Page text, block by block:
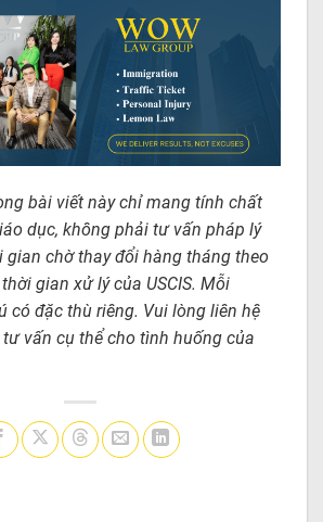
bài viết này chỉ mang tính chất
dục, không phải tư vấn pháp lý
gian chờ thay đổi hàng tháng theo
gian xử lý của USCIS. Mỗi
có đặc thù riêng. Vui lòng liên hệ
vấn cụ thể cho tình huống của